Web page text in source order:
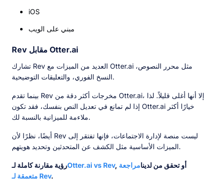
iOS
مبني على الويب
Rev مقابل Otter.ai
تشارك Rev العديد من الميزات مع Otter.ai مثل محرر النصوص،
النسخ الفوري، والتعليقات التوضيحية.
بينما تقدم Rev مخرجات أكثر دقة من Otter.ai، إلا أنها أغلى قليلاً. لذا
إذا لم تمانع في تعديل النص بنفسك، فقد تكون Otter.ai خيارًا أكثر
ملاءمة للميزانية بالنسبة لك.
أيضًا، نظرًا لأن Rev ليست منصة لإدارة الاجتماعات، فإنها تفتقر إلى
الميزات الأساسية مثل الكشف عن المتحدثين وتحديد هويتهم.
رؤية مقارنة كاملة لـOtter.ai vs Rev , أو تحقق من لدينامراجعة
متعمقة لـ Rev.